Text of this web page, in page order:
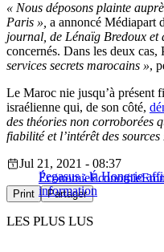
« Nous déposons plainte
Paris », a annoncé Médiapart
journal, de Lénaïg Bredoux et
concernés. Dans les deux cas,
services secrets marocains »,
Le Maroc nie jusqu’à présent
israélienne qui, de son côté,
des théories non corroborées
fiabilité et l’intérêt des sources
Pegasus : la Hongrie
information
Jul 21, 2021 - 08:37
ÉconomieÉconomie
Print Partager
LES PLUS LUS